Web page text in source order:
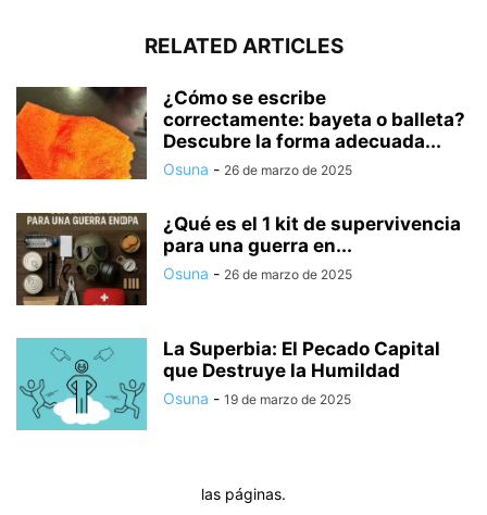
RELATED ARTICLES
¿Cómo se escribe
correctamente: bayeta o balleta?
Descubre la forma adecuada...
Osuna - 26 de marzo de 2025
¿Qué es el 1 kit de supervivencia
para una guerra en...
Osuna - 26 de marzo de 2025
La Superbia: El Pecado Capital
que Destruye la Humildad
Osuna - 19 de marzo de 2025
las páginas.